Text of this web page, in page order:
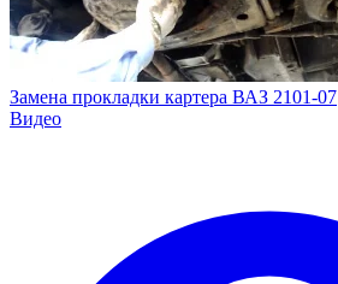
Замена прокладки картера ВАЗ 2101-07
Видео